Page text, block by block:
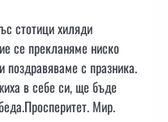
стотици хиляди
се прекланяме ниско
поздравяваме с празника.
в себе си, ще бъде
Мир.